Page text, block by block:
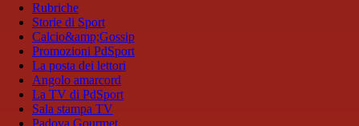
Rubriche
Storie di Sport
Calcio&amp;Gossip
Promozioni PdSport
La posta dei lettori
Angolo amarcord
La TV di PdSport
Sala stampa TV
Padova Gourmet